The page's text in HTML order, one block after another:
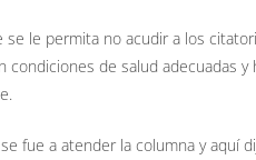
se le permita no acudir a los
condiciones de salud adecuadas
fue a atender la columna y aquí